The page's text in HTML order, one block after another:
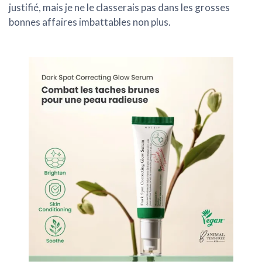
justifié, mais je ne le classerais pas dans les grosses
bonnes affaires imbattables non plus.